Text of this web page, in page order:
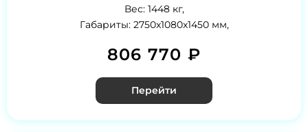
Вес: 1448 кг,
Габариты: 2750x1080x1450 мм,
806 770 ₽
Перейти